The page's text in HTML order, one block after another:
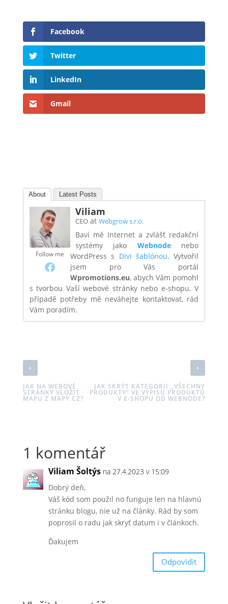
Facebook
Twitter
LinkedIn
Gmail
About Latest Posts
Follow me
Viliam
CEOat Webgrow s.r.o.
Baví mě Internet a zvlášť redakční
systémy jako Webnodenebo
WordPress s Divi šablónou. Vytvořil
jsem pro Vás portál
Wpromotions.eu, abych Vám pomohl
s tvorbou Vaší webové stránky nebo e-shopu. V
případě potřeby mě neváhejte kontaktovat, rád
Vám poradím.
‹
JAK NA WEBOVÉ
STRÁNKY VLOŽIT
MAPU Z MAPY.CZ?
›
JAK SKRÝT KATEGORII „VŠECHNY
PRODUKTY“ VE VÝPISU PRODUKTŮ
V E-SHOPU OD WEBNODE?
1 komentář
Viliam Šoltýs na 27.4.2023 v 15:09
Dobrý deň,
Váš kód som použil no funguje len na hlavnú
stránku blogu, nie už na články. Rád by som
poprosil o radu jak skryť datum i v článkoch.
Ďakujem
Odpovìdìt